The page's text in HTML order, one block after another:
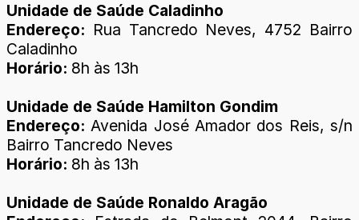
Unidade de Saúde Caladinho
Endereço: Rua Tancredo Neves, 4752 Bairro
Caladinho
Horário: 8h às 13h
Unidade de Saúde Hamilton Gondim
Endereço:Avenida José Amador dos Reis, s/n
Bairro Tancredo Neves
Horário: 8h às 13h
Unidade de Saúde Ronaldo Aragão